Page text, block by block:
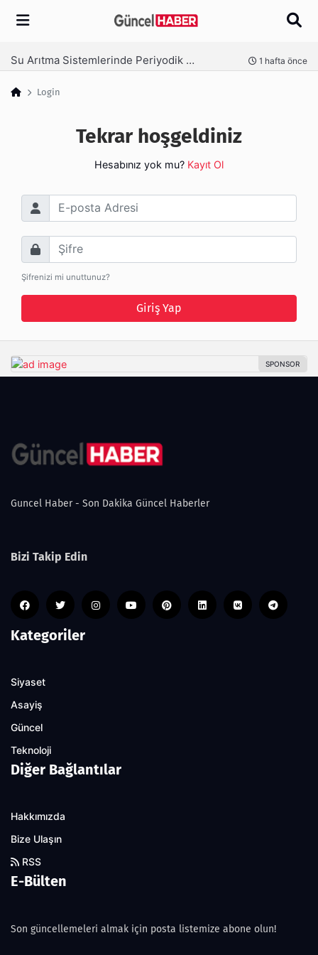
Arama
Su Arıtma Sistemlerinde Periyodik Bakım Neden Kritik? 1 hafta önce
Login
Tekrar hoşgeldiniz
Hesabınız yok mu? Kayıt Ol
E-posta Adresi
Şifre
Şifrenizi mi unuttunuz?
Giriş Yap
Guncel Haber - Son Dakika Güncel Haberler
Bizi Takip Edin
Kategoriler
Siyaset
Asayiş
Güncel
Teknoloji
Diğer Bağlantılar
Hakkımızda
Bize Ulaşın
RSS
E-Bülten
Son güncellemeleri almak için posta listemize abone olun!